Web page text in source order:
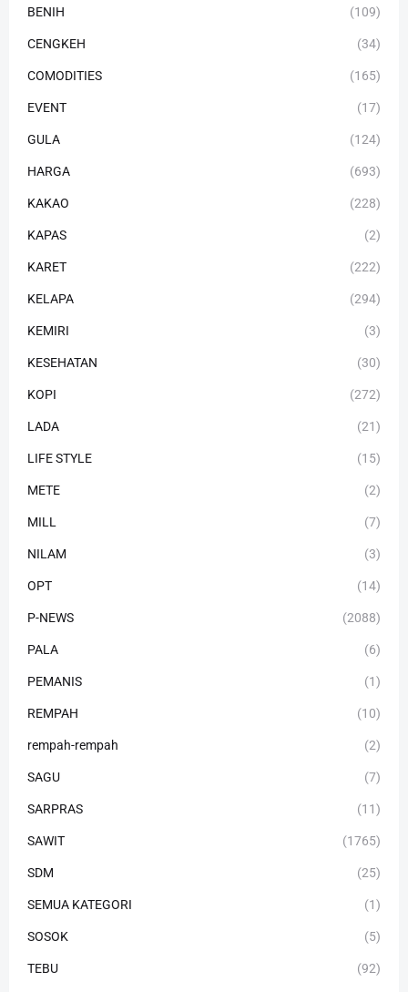
BENIH (109)
CENGKEH (34)
COMODITIES (165)
EVENT (17)
GULA (124)
HARGA (693)
KAKAO (228)
KAPAS (2)
KARET (222)
KELAPA (294)
KEMIRI (3)
KESEHATAN (30)
KOPI (272)
LADA (21)
LIFE STYLE (15)
METE (2)
MILL (7)
NILAM (3)
OPT (14)
P-NEWS (2088)
PALA (6)
PEMANIS (1)
REMPAH (10)
rempah-rempah (2)
SAGU (7)
SARPRAS (11)
SAWIT (1765)
SDM (25)
SEMUA KATEGORI (1)
SOSOK (5)
TEBU (92)